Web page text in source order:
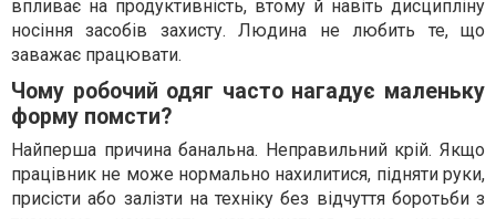
впливає на продуктивність, втому й навіть дисципліну
носіння засобів захисту. Людина не любить те, що
заважає працювати.
Чому робочий одяг часто нагадує маленьку
форму помсти?
Найперша причина банальна. Неправильний крій. Якщо
працівник не може нормально нахилитися, підняти руки,
присісти або залізти на техніку без відчуття боротьби з